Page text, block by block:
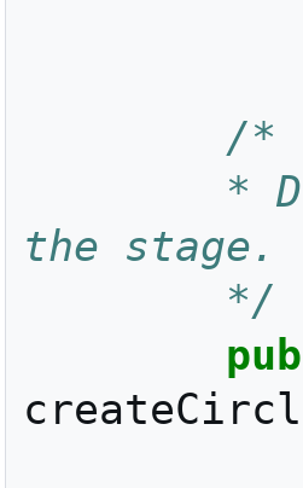
/*
the stage.
		*/